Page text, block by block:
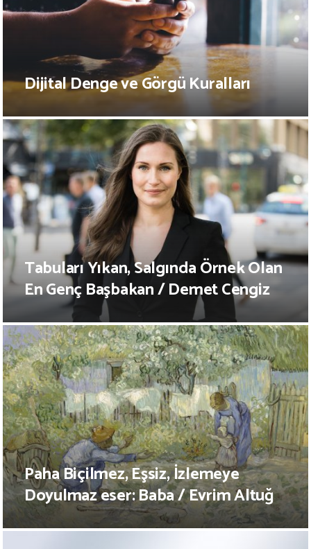
Dijital Denge ve Görgü Kuralları
Tabuları Yıkan, Salgında Örnek Olan
En Genç Başbakan / Demet Cengiz
Paha Biçilmez, Eşsiz, İzlemeye
Doyulmaz eser: Baba / Evrim Altuğ